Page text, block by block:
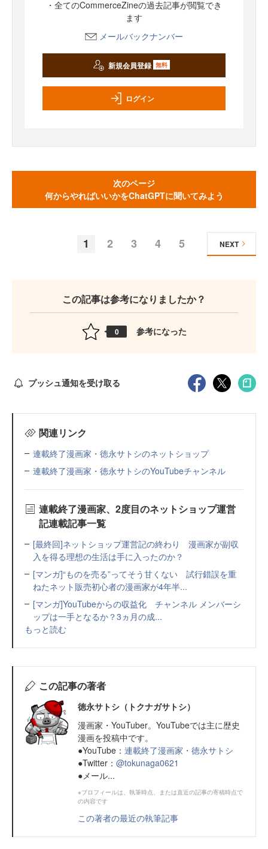
・全てのCommerceZineの過去記事が閲覧でき
ます
メールバックナンバー
新規会員登録 無料
ログイン
次のページ
何からやればいいかをChatGPTに聞いてみよう
1 2 3 4 5 NEXT
この記事は参考になりましたか？
0 参考になった
プッシュ通知を受け取る
関連リンク
連載終了漫画家・徳永サトシのネットショップ
連載終了漫画家・徳永サトシのYouTubeチャンネル
連載終了漫画家、2度目のネットショップ運営
記連載記事一覧
[最終回]ネットショップ運営記の終わり 漫画家が副収
入を得る理想の生活は手に入ったのか？
[マンガ]“ものを売る”ってそう甘くない 試行錯誤を重
ねたネット販売初心者の漫画家が4年半...
[マンガ]YouTubeからの収益化 チャンネル メンバーシ
ップは一手となるか？3ヵ月の成...
もっと読む
この記事の著者
徳永サトシ（トクナガサトシ）
漫画家・YouTuber。YouTubeでは主に歴史
漫画を投稿中です。
●YouTube： 連載終了漫画家・徳永サトシ
●Twitter： @tokunaga0621
●メール...
※プロフィールは、執筆時点、または直近の記事の寄稿時点で
の内容です
この著者の最近の執筆記事